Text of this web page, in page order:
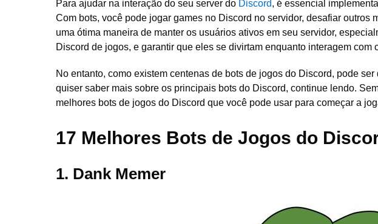
Para ajudar na interação do seu server do Discord, é essencial
Com bots, você pode jogar games no Discord no servidor, desafiar outros
uma ótima maneira de manter os usuários ativos em seu servidor,
Discord de jogos, e garantir que eles se divirtam enquanto interagem com
No entanto, como existem centenas de bots de jogos do Discord, pode
quiser saber mais sobre os principais bots do Discord, continue lendo.
melhores bots de jogos do Discord que você pode usar para começar a
17 Melhores Bots de Jogos do
1. Dank Memer